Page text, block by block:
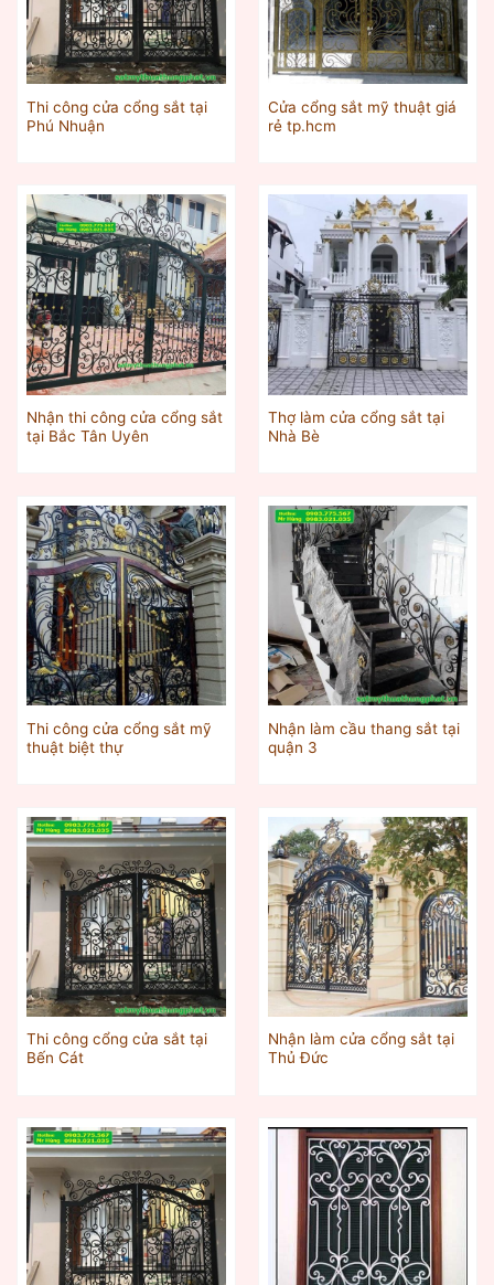
Thi công cửa cổng sắt tại
Phú Nhuận
Cửa cổng sắt mỹ thuật giá
rẻ tp.hcm
Nhận thi công cửa cổng sắt
tại Bắc Tân Uyên
Thợ làm cửa cổng sắt tại
Nhà Bè
Thi công cửa cổng sắt mỹ
thuật biệt thự
Nhận làm cầu thang sắt tại
quận 3
Thi công cổng cửa sắt tại
Bến Cát
Nhận làm cửa cổng sắt tại
Thủ Đức